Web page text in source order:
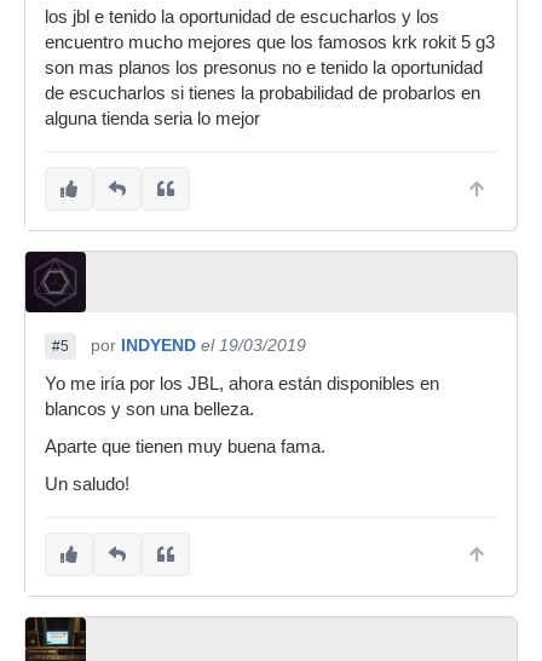
los jbl e tenido la oportunidad de escucharlos y los
encuentro mucho mejores que los famosos krk rokit 5 g3
son mas planos los presonus no e tenido la oportunidad
de escucharlos si tienes la probabilidad de probarlos en
alguna tienda seria lo mejor
#5 por INDYEND el 19/03/2019
Yo me iría por los JBL, ahora están disponibles en
blancos y son una belleza.
Aparte que tienen muy buena fama.
Un saludo!